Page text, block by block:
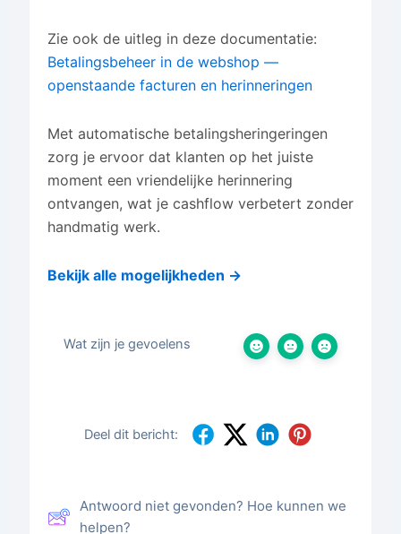
Zie ook de uitleg in deze documentatie:
Betalingsbeheer in de webshop —
openstaande facturen en herinneringen
Met automatische betalingsheringeringen
zorg je ervoor dat klanten op het juiste
moment een vriendelijke herinnering
ontvangen, wat je cashflow verbetert zonder
handmatig werk.
Bekijk alle mogelijkheden →
Wat zijn je gevoelens
Deel dit bericht:
Antwoord niet gevonden? Hoe kunnen we
helpen?